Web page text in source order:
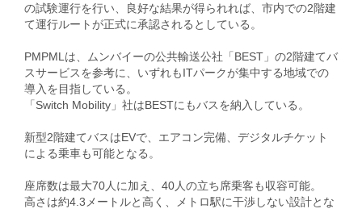
の試験運行を行い、良好な結果が得られれば、市内での2階建
て運行ルートが正式に承認されるとしている。
PMPMLは、ムンバイーの公共輸送公社「BEST」の2階建てバ
スサービスを参考に、いずれもITパークが集中する地域での
導入を目指している。
「Switch Mobility」社はBESTにもバスを納入している。
新型2階建てバスはEVで、エアコン完備、デジタルチケット
による乗車も可能となる。
座席数は最大70人に加え、40人の立ち席乗客も収容可能。
高さは約4.3メートルと高く、メトロ駅に干渉しない設計とな